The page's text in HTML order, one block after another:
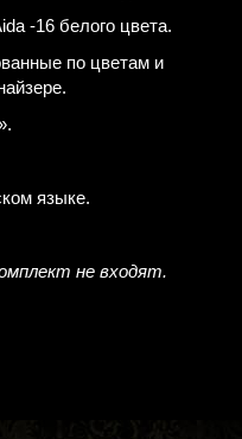
-16 белого цвета.
по цветам и
языке.
не входят.